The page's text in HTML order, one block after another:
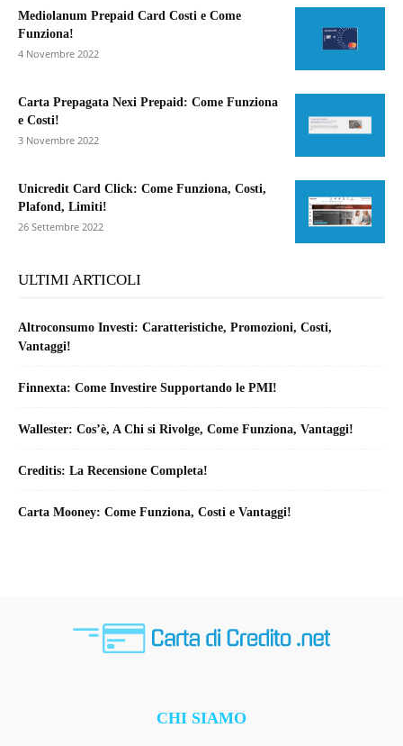
Mediolanum Prepaid Card Costi e Come
Funziona!
4 Novembre 2022
Carta Prepagata Nexi Prepaid: Come Funziona
e Costi!
3 Novembre 2022
Unicredit Card Click: Come Funziona, Costi,
Plafond, Limiti!
26 Settembre 2022
ULTIMI ARTICOLI
Altroconsumo Investi: Caratteristiche, Promozioni, Costi,
Vantaggi!
Finnexta: Come Investire Supportando le PMI!
Wallester: Cos’è, A Chi si Rivolge, Come Funziona, Vantaggi!
Creditis: La Recensione Completa!
Carta Mooney: Come Funziona, Costi e Vantaggi!
CHI SIAMO